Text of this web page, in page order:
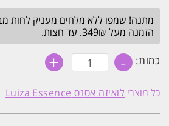
מתנה! שמפו ללא מלחים מעניק לחות
הזמנה מעל 349₪. עד חצות.
כמות: - כמות
של
שיקום
ללא
-
+
כל מוצרי לואיזה אסנס Luiza Essence